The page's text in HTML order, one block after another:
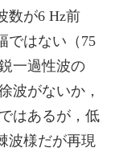
が6 Hz前
はない（75
一過性波の
波がないか，
はあるが，低
様だが再現